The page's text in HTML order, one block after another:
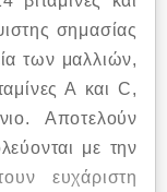
σημασίας
των μαλλιών,
Α και C,
Αποτελούν
με την
ευχάριστη